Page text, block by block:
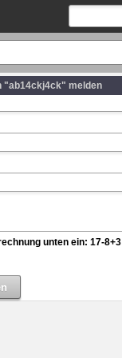
"ab14ckj4ck" melden
unten ein: 17-8+3